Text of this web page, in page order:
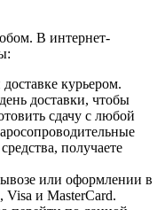
В интернет-
курьером.
доставки, чтобы
сдачу с любой
получаете
или оформлении в
и MasterCard.